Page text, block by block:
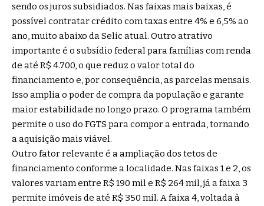
sendo os juros subsidiados. Nas faixas mais baixas, é
possível contratar crédito com taxas entre 4% e 6,5% ao
ano, muito abaixo da Selic atual. Outro atrativo
importante é o subsídio federal para famílias com renda
de até R$ 4.700, o que reduz o valor total do
financiamento e, por consequência, as parcelas mensais.
Isso amplia o poder de compra da população e garante
maior estabilidade no longo prazo. O programa também
permite o uso do FGTS para compor a entrada, tornando
a aquisição mais viável.
Outro fator relevante é a ampliação dos tetos de
financiamento conforme a localidade. Nas faixas 1 e 2, os
valores variam entre R$ 190 mil e R$ 264 mil, já a faixa 3
permite imóveis de até R$ 350 mil. A faixa 4, voltada à